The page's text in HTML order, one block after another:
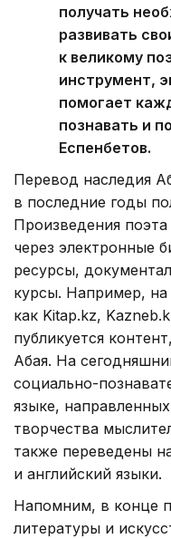
получать
развивать
к великому
инструмент,
помогает
познавать и
Еспенбетов.
Перевод наследия
в последние годы
Произведения
через электронные
ресурсы,
курсы. Например, на
как Kitap.kz,
публикуется
Абая. На
социально-
языке,
творчества
также переведены
и английский языки.
Напомним, в конце
литературы и